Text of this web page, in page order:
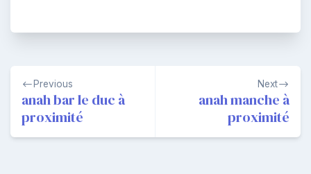
Navigation
de
l’article
Previous
anah bar le duc à
proximité
Next
anah manche à
proximité